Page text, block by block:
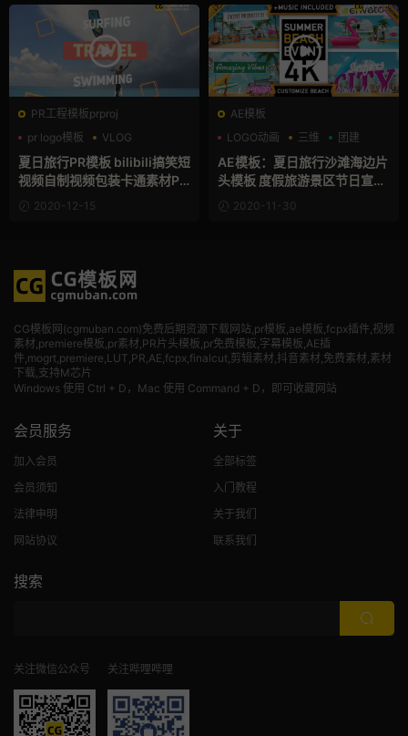
PR工程模板prproj
pr logo模板
VLOG
分屏模板
夏日旅行PR模板 bilibili搞笑短
视频自制视频包装卡通素材PR
剪辑模板 Summer Travel
2020-12-15
AE模板
LOGO动画
三维 团建
AE模板：夏日旅行沙滩海边片
头模板 度假旅游景区节日宣传
介绍视频AE模板 Summer Be
ach Holiday Resort Party Ev
2020-11-30
CG模板网(cgmuban.com)免费后期资源下载网站,pr模板,ae模板,fcpx插件,视频
素材,premiere模板,pr素材,PR片头模板,pr免费模板,字幕模板,AE插
件,mogrt,premiere,LUT,PR,AE,fcpx,finalcut,剪辑素材,抖音素材,免费素材,素材
下载,支持M芯片
Windows 使用 Ctrl + D，Mac 使用 Command + D，即可收藏网站
会员服务
加入会员
会员须知
法律申明
网站协议
关于
全部标签
入门教程
关于我们
联系我们
搜索
关注微信公众号 关注哔哩哔哩